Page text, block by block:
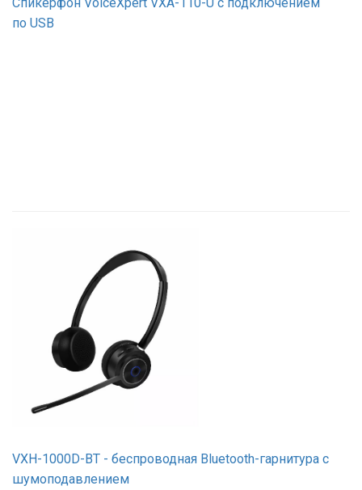
по USB
VXH-1000D-BT - беспроводная Bluetooth-гарнитура с
шумоподавлением